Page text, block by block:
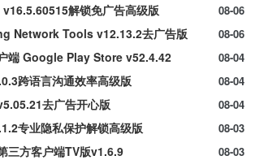
08-06
解锁免广告高级版
08-06
Network Tools v12.13.2去广告版
08-04
端 Google Play Store v52.4.42
08-04
跨语言沟通效率高级版
08-04
去广告开心版
08-03
专业隐私保护解锁高级版
08-03
三方客户端TV版v1.6.9